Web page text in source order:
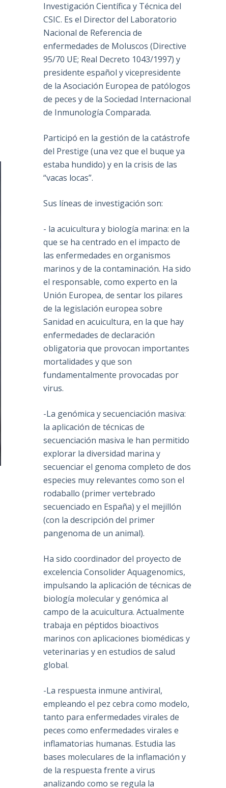
Investigación Científica y Técnica del
CSIC. Es el Director del Laboratorio
Nacional de Referencia de
enfermedades de Moluscos (Directive
95/70 UE; Real Decreto 1043/1997) y
presidente español y vicepresidente
de la Asociación Europea de patólogos
de peces y de la Sociedad Internacional
de Inmunología Comparada.
Participó en la gestión de la catástrofe
del Prestige (una vez que el buque ya
estaba hundido) y en la crisis de las
“vacas locas”.
Sus líneas de investigación son:
- la acuicultura y biología marina: en la
que se ha centrado en el impacto de
las enfermedades en organismos
marinos y de la contaminación. Ha sido
el responsable, como experto en la
Unión Europea, de sentar los pilares
de la legislación europea sobre
Sanidad en acuicultura, en la que hay
enfermedades de declaración
obligatoria que provocan importantes
mortalidades y que son
fundamentalmente provocadas por
virus.
-La genómica y secuenciación masiva:
la aplicación de técnicas de
secuenciación masiva le han permitido
explorar la diversidad marina y
secuenciar el genoma completo de dos
especies muy relevantes como son el
rodaballo (primer vertebrado
secuenciado en España) y el mejillón
(con la descripción del primer
pangenoma de un animal).
Ha sido coordinador del proyecto de
excelencia Consolider Aquagenomics,
impulsando la aplicación de técnicas de
biología molecular y genómica al
campo de la acuicultura. Actualmente
trabaja en péptidos bioactivos
marinos con aplicaciones biomédicas y
veterinarias y en estudios de salud
global.
-La respuesta inmune antiviral,
empleando el pez cebra como modelo,
tanto para enfermedades virales de
peces como enfermedades virales e
inflamatorias humanas. Estudia las
bases moleculares de la inflamación y
de la respuesta frente a virus
analizando como se regula la